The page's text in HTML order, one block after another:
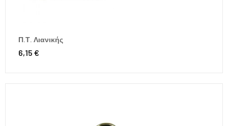
Π.Τ. Λιανικής
6,15 €